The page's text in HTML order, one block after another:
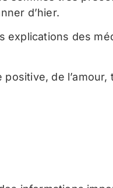
d’hier.
explications des
positive, de